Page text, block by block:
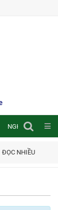
NGHIÊN CỨU
ĐỌC NHIỀU